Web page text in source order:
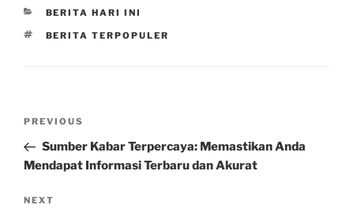
CATEGORIES
BERITA HARI INI
TAGS
BERITA TERPOPULER
Previous
Post
PREVIOUS
Sumber Kabar Terpercaya: Memastikan Anda
Mendapat Informasi Terbaru dan Akurat
Next
NEXT